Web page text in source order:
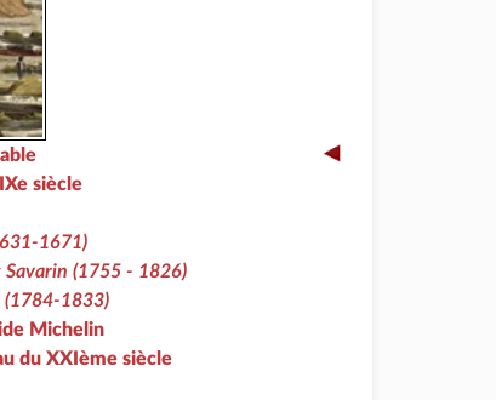
siècle
1671)
(1755 - 1826)
(1784-1833)
Michelin
du XXIème siècle